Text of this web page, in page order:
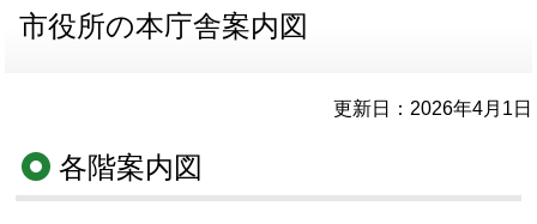
市役所の本庁舎案内図
更新日：2026年4月1日
各階案内図